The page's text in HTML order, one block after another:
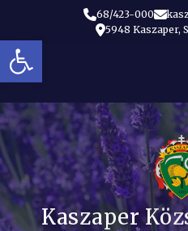
Eszköztár
68/423-000
5948 Kaszaper,
Kaszaper